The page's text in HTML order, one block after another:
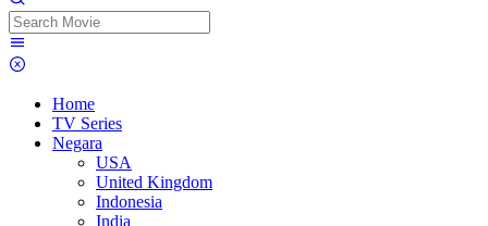
Home
TV Series
Negara
USA
United Kingdom
Indonesia
India